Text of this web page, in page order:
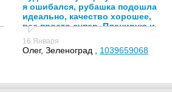
я ошибался, рубашка подошла
идеально, качество хорошее,
все просто супер. Планирую и
в дальнейшем заказывать у
вас!
16 Января
Олег, Зеленоград , 1039659068